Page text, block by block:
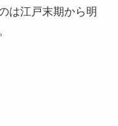
は江戸末期から明